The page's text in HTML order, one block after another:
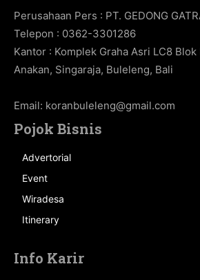
Perusahaan Pers : PT. GEDONG
Telepon : 0362-3301286
Kantor : Komplek Graha Asri LC8
Anakan, Singaraja, Buleleng, Bali
Email: koranbuleleng@gmail.com
Pojok Bisnis
Advertorial
Event
Wiradesa
Itinerary
Info Karir